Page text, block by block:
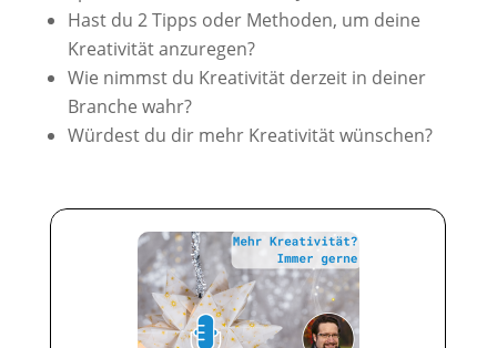
Hast du 2 Tipps oder Methoden, um deine
Kreativität anzuregen?
Wie nimmst du Kreativität derzeit in deiner
Branche wahr?
Würdest du dir mehr Kreativität wünschen?